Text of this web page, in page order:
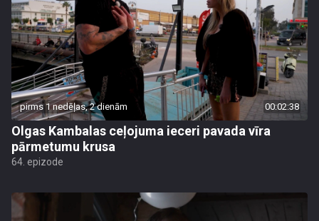
pirms 1 nedēļas, 2 dienām 00:02:38
Olgas Kambalas ceļojuma ieceri pavada vīra
pārmetumu krusa
64. epizode